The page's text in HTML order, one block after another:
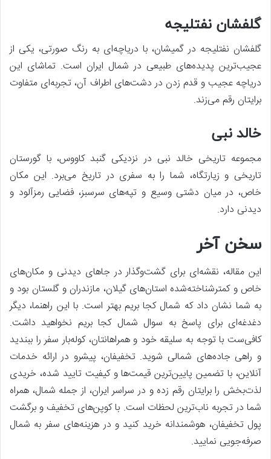
گلفشان نفتلیجه
گلفشان نفتلیجه در گمیشان، با دریاچه‌ای به رنگ صورتی، یکی از
عجیب‌ترین پدیده‌های طبیعی در شمال ایران است. تماشای این
دریاچه عجیب و قدم زدن در دشت‌های اطراف آن، تجربه‌ای متفاوت
برایتان رقم می‌زند.
خالد نبی
مجموعه تاریخی خالد نبی در نزدیکی گنبد کاووس، با گورستان
تاریخی و زیارتگاه، شما را به سفری در تاریخ می‌برد. این مکان
خاص، در میان دشتی وسیع و تپه‌های سرسبز، فضایی رمزآلود و
دیدنی دارد.
سخن آخر
این مقاله، نقشه‌ای برای گشت‌وگذار در جاهای دیدنی و مکان‌های
خاص و کمترشناخته‌شده استان‌های گیلان، مازندران و گلستان بود و
به شما نشان داد که شمال کجا بریم بهتر است. با این راهنما، دیگر
دغدغه‌ای برای پاسخ به سوال شمال کجا بریم نخواهید داشت.
کافی‌ست با توجه به سلیقه خود و همراهانتان، کوله‌بار سفر را ببندید
و راهی جاده‌های شمالی شوید. تخفیفان، پیشرو در ارائه خدمات
آنلاین، با تضمین پایین‌ترین قیمت‌ها و کیفیت تایید شده، خریدی
لذت‌بخش را برایتان رقم زده و در سراسر ایران، از جمله شمال، همراه
شما در تجربه ناب‌ترین لحظات است. با کوپن‌های تخفیف و برگشت
پول تخفیفان، هوشمندانه خرید کنید و در هزینه‌های سفر به شمال
صرفه‌جویی نمایید.